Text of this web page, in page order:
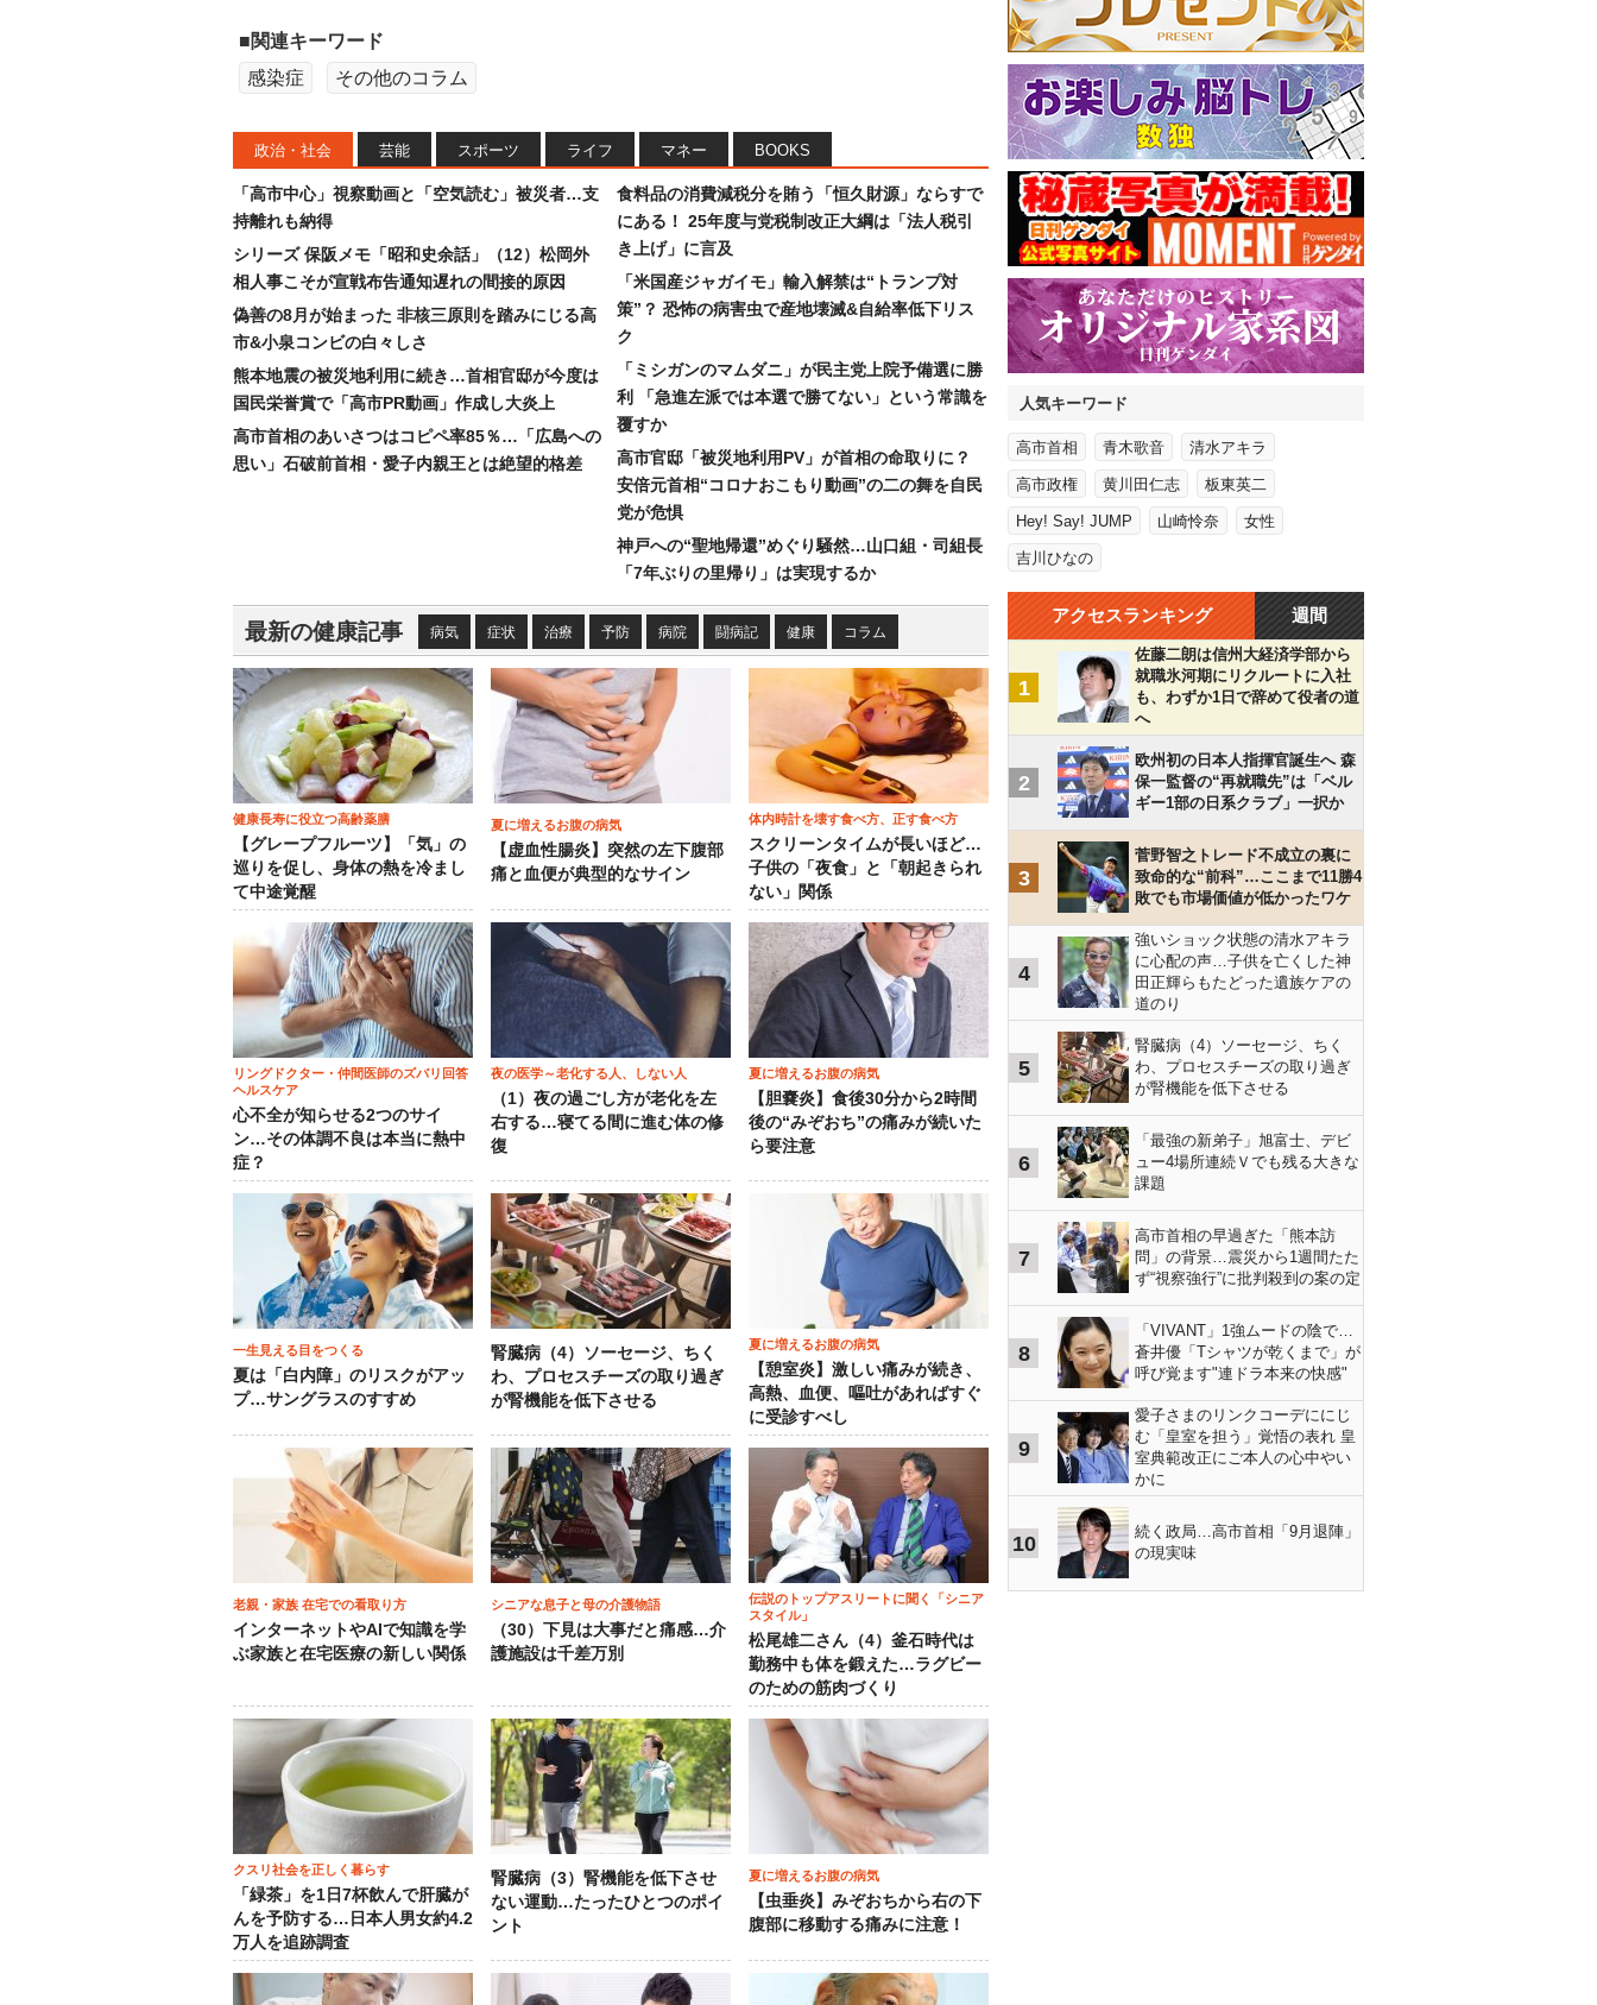
■関連キーワード
感染症
その他のコラム
政治・社会 芸能 スポーツ ライフ マネー BOOKS
「高市中心」視察動画と「空気読む」被災者…支
持離れも納得
シリーズ 保阪メモ「昭和史余話」（12）松岡外
相人事こそが宣戦布告通知遅れの間接的原因
偽善の8月が始まった 非核三原則を踏みにじる高
市&小泉コンビの白々しさ
熊本地震の被災地利用に続き…首相官邸が今度は
国民栄誉賞で「高市PR動画」作成し大炎上
高市首相のあいさつはコピペ率85％…「広島への
思い」石破前首相・愛子内親王とは絶望的格差
食料品の消費減税分を賄う「恒久財源」ならすで
にある！ 25年度与党税制改正大綱は「法人税引
き上げ」に言及
「米国産ジャガイモ」輸入解禁は“トランプ対
策”？ 恐怖の病害虫で産地壊滅&自給率低下リス
ク
「ミシガンのマムダニ」が民主党上院予備選に勝
利 「急進左派では本選で勝てない」という常識を
覆すか
高市官邸「被災地利用PV」が首相の命取りに？
安倍元首相“コロナおこもり動画”の二の舞を自民
党が危惧
神戸への“聖地帰還”めぐり騒然…山口組・司組長
「7年ぶりの里帰り」は実現するか
最新の健康記事 病気 症状 治療 予防 病院 闘病記 健康 コラム
健康長寿に役立つ高齢薬膳
【グレープフルーツ】「気」の
巡りを促し、身体の熱を冷まし
て中途覚醒
夏に増えるお腹の病気
【虚血性腸炎】突然の左下腹部
痛と血便が典型的なサイン
体内時計を壊す食べ方、正す食べ方
スクリーンタイムが長いほど…
子供の「夜食」と「朝起きられ
ない」関係
リングドクター・仲間医師のズバリ回答
ヘルスケア
心不全が知らせる2つのサイ
ン…その体調不良は本当に熱中
症？
夜の医学～老化する人、しない人
（1）夜の過ごし方が老化を左
右する…寝てる間に進む体の修
復
夏に増えるお腹の病気
【胆嚢炎】食後30分から2時間
後の“みぞおち”の痛みが続いた
ら要注意
一生見える目をつくる
夏は「白内障」のリスクがアッ
プ…サングラスのすすめ
腎臓病（4）ソーセージ、ちく
わ、プロセスチーズの取り過ぎ
が腎機能を低下させる
夏に増えるお腹の病気
【憩室炎】激しい痛みが続き、
高熱、血便、嘔吐があればすぐ
に受診すべし
老親・家族 在宅での看取り方
インターネットやAIで知識を学
ぶ家族と在宅医療の新しい関係
シニアな息子と母の介護物語
（30）下見は大事だと痛感…介
護施設は千差万別
伝説のトップアスリートに聞く「シニア
スタイル」
松尾雄二さん（4）釜石時代は
勤務中も体を鍛えた…ラグビー
のための筋肉づくり
クスリ社会を正しく暮らす
「緑茶」を1日7杯飲んで肝臓が
んを予防する…日本人男女約4.2
万人を追跡調査
腎臓病（3）腎機能を低下させ
ない運動…たったひとつのポイ
ント
夏に増えるお腹の病気
【虫垂炎】みぞおちから右の下
腹部に移動する痛みに注意！
人気キーワード
高市首相 青木歌音 清水アキラ
高市政権 黄川田仁志 板東英二
Hey! Say! JUMP 山崎怜奈 女性
吉川ひなの
アクセスランキング 週間
1
佐藤二朗は信州大経済学部から
就職氷河期にリクルートに入社
も、わずか1日で辞めて役者の道
へ
2
欧州初の日本人指揮官誕生へ 森
保一監督の“再就職先”は「ベル
ギー1部の日系クラブ」一択か
3
菅野智之トレード不成立の裏に
致命的な“前科”…ここまで11勝4
敗でも市場価値が低かったワケ
4
強いショック状態の清水アキラ
に心配の声…子供を亡くした神
田正輝らもたどった遺族ケアの
道のり
5
腎臓病（4）ソーセージ、ちく
わ、プロセスチーズの取り過ぎ
が腎機能を低下させる
6
「最強の新弟子」旭富士、デビ
ュー4場所連続Ｖでも残る大きな
課題
7
高市首相の早過ぎた「熊本訪
問」の背景…震災から1週間たた
ず“視察強行”に批判殺到の案の定
8
「VIVANT」1強ムードの陰で…
蒼井優「Tシャツが乾くまで」が
呼び覚ます"連ドラ本来の快感"
9
愛子さまのリンクコーデににじ
む「皇室を担う」覚悟の表れ 皇
室典範改正にご本人の心中やい
かに
10
続く政局…高市首相「9月退陣」
の現実味